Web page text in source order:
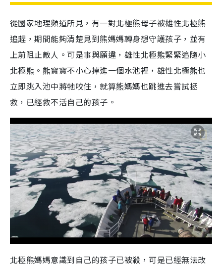
從國家地理頻道所見，有一對北極熊母子被雄性北極熊
追趕，期間能夠清楚見到熊媽媽轉身想守護孩子，並有
上前阻止敵人。可是事與願違，雄性北極熊緊緊追隨小
北極熊。熊寶寶不小心掉進一個水池裡，雄性北極熊也
立即跳入池中將牠咬住，就算熊媽媽也跳進去嘗試拯
救，已經救不活自己的孩子。
北極熊媽媽意識到自己的孩子已被殺，可是已經無法改